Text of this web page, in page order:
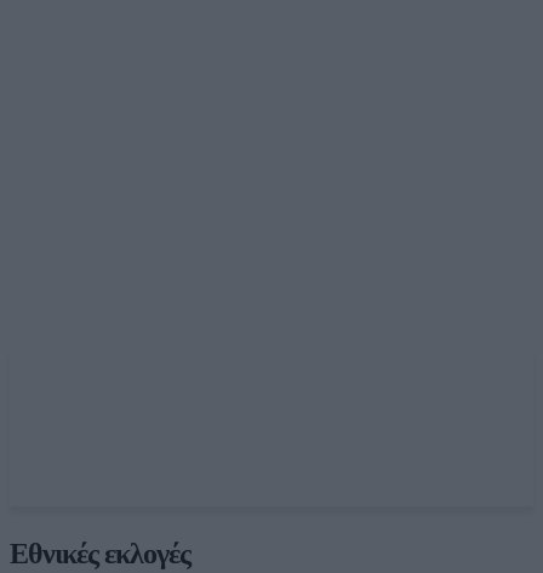
Εθνικές εκλογές